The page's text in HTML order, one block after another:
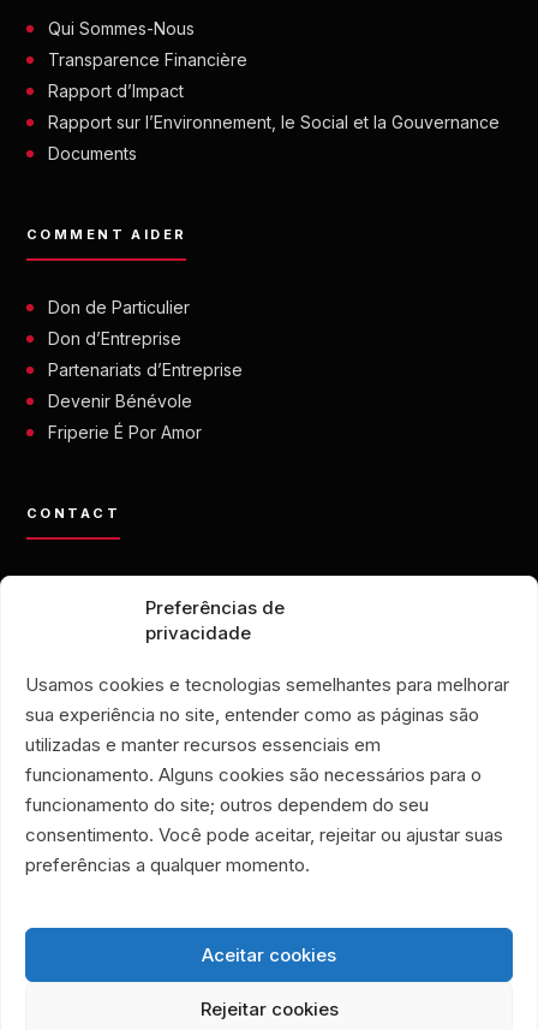
Preferências de
privacidade
Usamos cookies e tecnologias semelhantes para melhorar
sua experiência no site, entender como as páginas são
utilizadas e manter recursos essenciais em
funcionamento. Alguns cookies são necessários para o
funcionamento do site; outros dependem do seu
consentimento. Você pode aceitar, rejeitar ou ajustar suas
preferências a qualquer momento.
Aceitar cookies
Rejeitar cookies
Qui Sommes-Nous
Transparence Financière
Rapport d’Impact
Rapport sur l’Environnement, le Social et la Gouvernance
Documents
COMMENT AIDER
Don de Particulier
Don d’Entreprise
Partenariats d’Entreprise
Devenir Bénévole
Friperie É Por Amor
CONTACT
+55 21 99028-9090
ONG É POR AMOR
Manguinhos • Rio de Janeiro, Brésil
FRIPERIE É POR AMOR
boutiques 719 et 720
Copacabana • Rio de Janeiro, Brésil